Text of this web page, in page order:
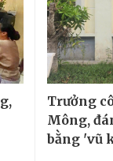
Trưởng
Mông,
bằng 'vũ